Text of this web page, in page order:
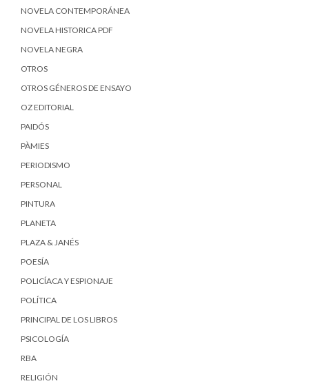
NOVELA CONTEMPORÁNEA
NOVELA HISTORICA PDF
NOVELA NEGRA
OTROS
OTROS GÉNEROS DE ENSAYO
OZ EDITORIAL
PAIDÓS
PÀMIES
PERIODISMO
PERSONAL
PINTURA
PLANETA
PLAZA & JANÉS
POESÍA
POLICÍACA Y ESPIONAJE
POLÍTICA
PRINCIPAL DE LOS LIBROS
PSICOLOGÍA
RBA
RELIGIÓN